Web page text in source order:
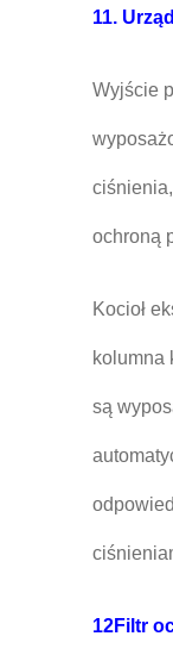
11.
Wyjście
ochroną
Kocioł
kolumna
są
12Filtr